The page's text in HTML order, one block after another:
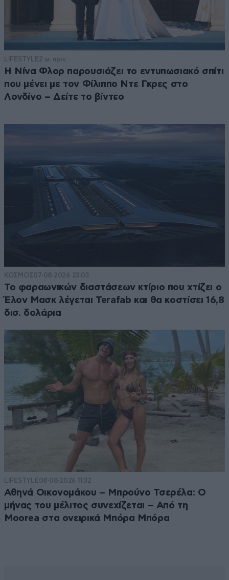
LIFESTYLE 2 ω. πριν
Η Νίνα Φλορ παρουσιάζει το εντυπωσιακό σπίτι
που μένει με τον Φίλιππο Ντε Γκρες στο
Λονδίνο – Δείτε το βίντεο
ΚΟΣΜΟΣ07·08·2026 23:03
Το φαραωνικών διαστάσεων κτίριο που χτίζει ο
Έλον Μασκ λέγεται Terafab και θα κοστίσει 16,8
δισ. δολάρια
LIFESTYLE08·08·2026 11:32
Αθηνά Οικονομάκου – Μπρούνο Τσερέλα: Ο
μήνας του μέλιτος συνεχίζεται – Από τη
Moorea στα ονειρικά Μπόρα Μπόρα